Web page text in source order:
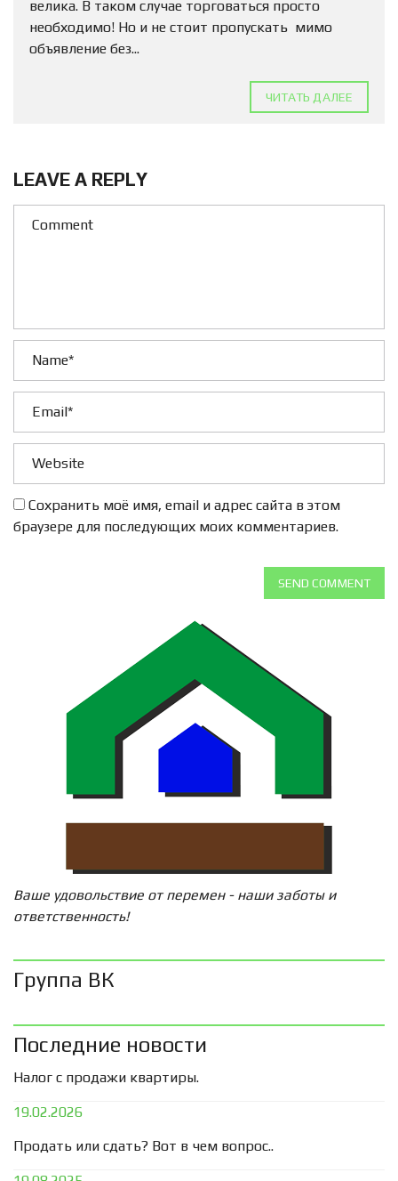
велика. В таком случае торговаться просто
необходимо! Но и не стоит пропускать мимо
объявление без...
ЧИТАТЬ ДАЛЕЕ
LEAVE A REPLY
Сохранить моё имя, email и адрес сайта в этом
браузере для последующих моих комментариев.
SEND COMMENT
Ваше удовольствие от перемен - наши заботы и
ответственность!
Группа ВК
Последние новости
Налог с продажи квартиры.
19.02.2026
Продать или сдать? Вот в чем вопрос..